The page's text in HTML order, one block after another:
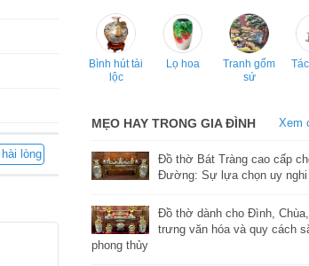
lòng
Bình hút tài
lộc
Lọ hoa
Tranh gốm
sứ
MẸO HAY TRONG GIA ĐÌNH Xem
Đồ thờ Bát Tràng cao cấp
Đường: Sự lựa chọn uy
Đồ thờ dành cho Đình,
trưng văn hóa và quy cách
phong thủy